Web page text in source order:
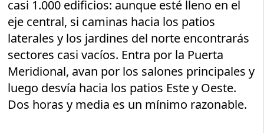
casi 1.000 edificios: aunque esté lleno en el
eje central, si caminas hacia los patios
laterales y los jardines del norte encontrarás
sectores casi vacíos. Entra por la Puerta
Meridional, avan por los salones principales y
luego desvía hacia los patios Este y Oeste.
Dos horas y media es un mínimo razonable.